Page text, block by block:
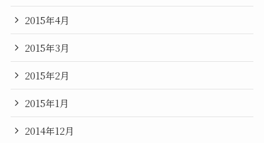
2015年4月
2015年3月
2015年2月
2015年1月
2014年12月